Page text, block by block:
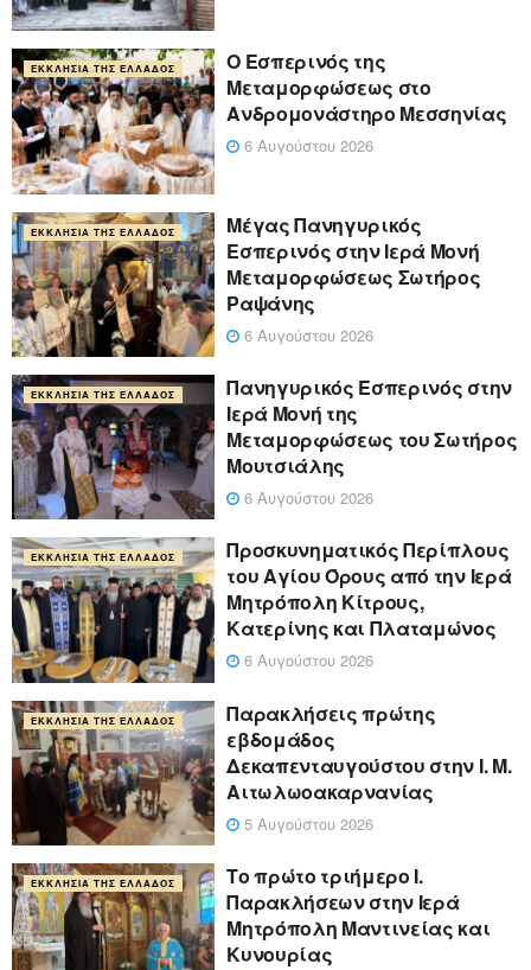
ΕΚΚΛΗΣΊΑ ΤΗΣ ΕΛΛΆΔΟΣ
Ο Εσπερινός της
Μεταμορφώσεως στο
Ανδρομονάστηρο Μεσσηνίας
6 Αυγούστου 2026
ΕΚΚΛΗΣΊΑ ΤΗΣ ΕΛΛΆΔΟΣ
Μέγας Πανηγυρικός
Εσπερινός στην Ιερά Μονή
Μεταμορφώσεως Σωτήρος
Ραψάνης
6 Αυγούστου 2026
ΕΚΚΛΗΣΊΑ ΤΗΣ ΕΛΛΆΔΟΣ
Πανηγυρικός Εσπερινός στην
Ιερά Μονή της
Μεταμορφώσεως του Σωτήρος
Μουτσιάλης
6 Αυγούστου 2026
ΕΚΚΛΗΣΊΑ ΤΗΣ ΕΛΛΆΔΟΣ
Προσκυνηματικός Περίπλους
του Αγίου Όρους από την Ιερά
Μητρόπολη Κίτρους,
Κατερίνης και Πλαταμώνος
6 Αυγούστου 2026
ΕΚΚΛΗΣΊΑ ΤΗΣ ΕΛΛΆΔΟΣ
Παρακλήσεις πρώτης
εβδομάδος
Δεκαπενταυγούστου στην Ι. Μ.
Αιτωλωοακαρνανίας
5 Αυγούστου 2026
ΕΚΚΛΗΣΊΑ ΤΗΣ ΕΛΛΆΔΟΣ
Το πρώτο τριήμερο Ι.
Παρακλήσεων στην Ιερά
Μητρόπολη Μαντινείας και
Κυνουρίας